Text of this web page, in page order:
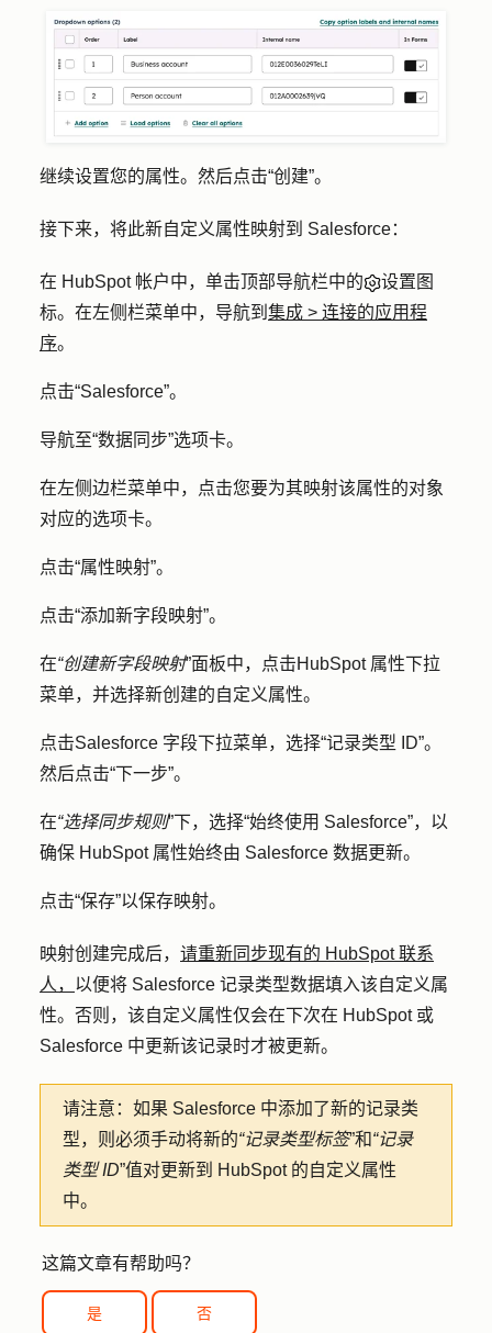
继续设置您的属性。然后点击“创建”。
接下来，将此新自定义属性映射到 Salesforce：
在 HubSpot 帐户中，单击顶部导航栏中的
设置图
标。在左侧栏菜单中，导航到 集成 > 连接的应用程
序。
点击“Salesforce”。
导航至“数据同步”选项卡。
在左侧边栏菜单中，点击您要为其映射该属性的对象
对应的选项卡。
点击“属性映射”。
点击“添加新字段映射”。
在“创建新字段映射”面板中，点击HubSpot 属性下拉
菜单，并选择新创建的自定义属性。
点击Salesforce 字段下拉菜单，选择“记录类型 ID”。
然后点击“下一步”。
在“选择同步规则”下，选择“始终使用 Salesforce”，以
确保 HubSpot 属性始终由 Salesforce 数据更新。
点击“保存”以保存映射。
映射创建完成后， 请重新同步现有的 HubSpot 联系
人， 以便将 Salesforce 记录类型数据填入该自定义属
性。否则，该自定义属性仅会在下次在 HubSpot 或
Salesforce 中更新该记录时才被更新。
请注意： 如果 Salesforce 中添加了新的记录类
型，则必须手动将新的“记录类型标签”和“记录
类型 ID”值对更新到 HubSpot 的自定义属性
中。
这篇文章有帮助吗？
是 否